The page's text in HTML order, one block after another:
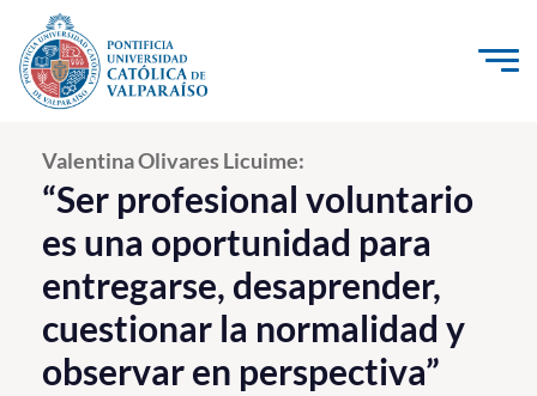
Click acá para ir directamente al contenido
La Universidad
Investigación, Creación e Innovación
PUCV Internacional
Vinculación con el Medio
Admisión
Valentina Olivares Licuime:
“Ser profesional voluntario
es una oportunidad para
entregarse, desaprender,
cuestionar la normalidad y
observar en perspectiva”